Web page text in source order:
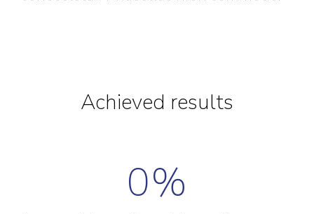
Achieved results
0%